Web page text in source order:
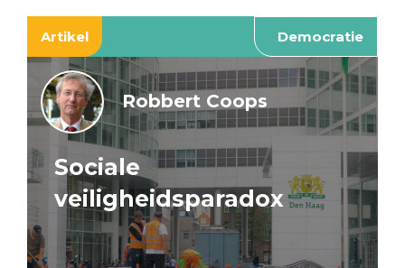
Artikel Democratie
Robbert Coops
Sociale
veiligheidsparadox